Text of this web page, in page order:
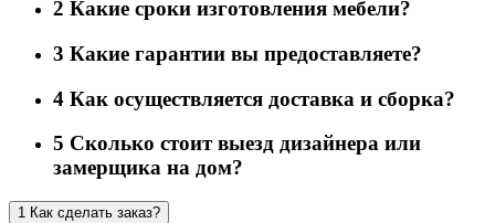
2 Какие сроки изготовления мебели?
3 Какие гарантии вы предоставляете?
4 Как осуществляется доставка и сборка?
5 Сколько стоит выезд дизайнера или
замерщика на дом?
1 Как сделать заказ?